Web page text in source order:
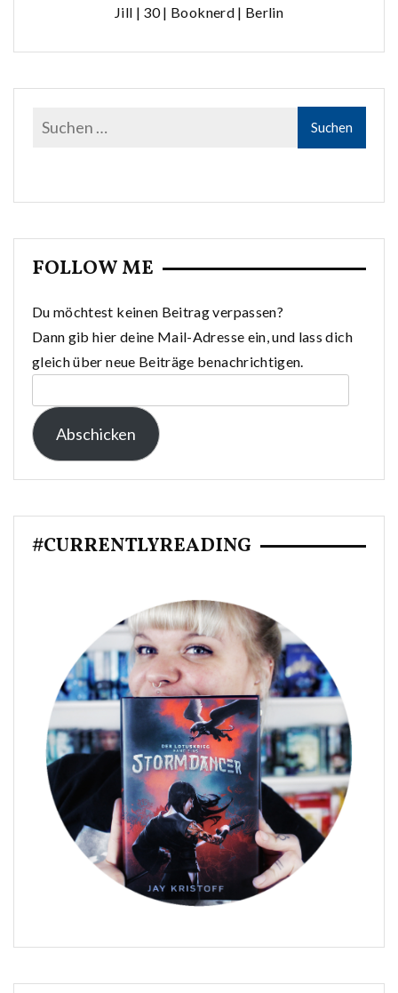
Jill | 30 | Booknerd | Berlin
FOLLOW ME
Du möchtest keinen Beitrag verpassen?
Dann gib hier deine Mail-Adresse ein, und lass dich
gleich über neue Beiträge benachrichtigen.
Mail-
Adresse:
Abschicken
#CURRENTLYREADING